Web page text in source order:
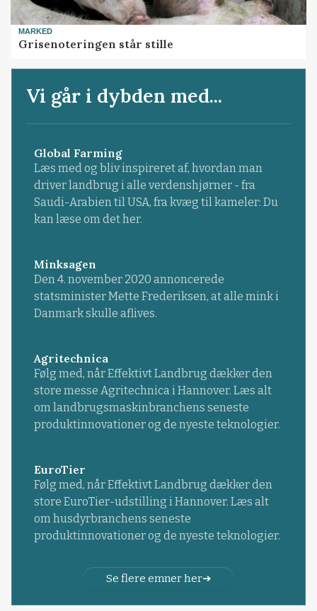
MARKED
Grisenoteringen står stille
Vi går i dybden med...
Global Farming
Læs med og bliv inspireret af, hvordan man
driver landbrug i alle verdenshjørner - fra
Saudi-Arabien til USA, fra kvæg til kameler: Du
kan læse om det her.
Minksagen
Den 4. november 2020 annoncerede
statsminister Mette Frederiksen, at alle mink i
Danmark skulle aflives.
Agritechnica
Følg med, når Effektivt Landbrug dækker den
store messe Agritechnica i Hannover. Læs alt
om landbrugsmaskinbranchens seneste
produktinnovationer og de nyeste teknologier.
EuroTier
Følg med, når Effektivt Landbrug dækker den
store EuroTier-udstilling i Hannover. Læs alt
om husdyrbranchens seneste
produktinnovationer og de nyeste teknologier.
Se flere emner her